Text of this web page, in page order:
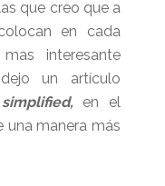
que creo que a
en cada
interesante
un artículo
en el
una manera más